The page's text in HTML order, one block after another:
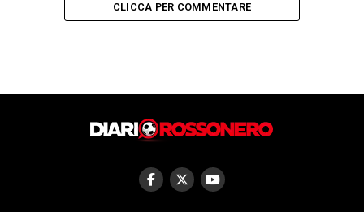
CLICCA PER COMMENTARE